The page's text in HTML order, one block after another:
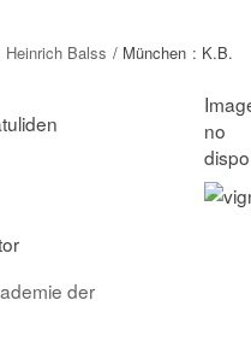
Heinrich Balss / München : K.B.
der